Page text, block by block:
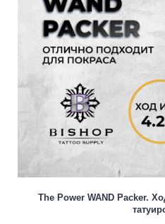
The Power WAND Packer.